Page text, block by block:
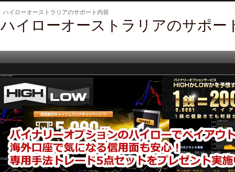
ハイローオーストラリアのサポート内容
ハイローオーストラリアのサポー